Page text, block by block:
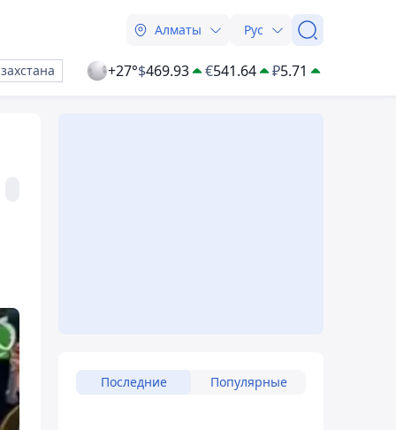
Алматы Рус
+27°$469.93 €541.64 ₽5.71
Последние Популярные